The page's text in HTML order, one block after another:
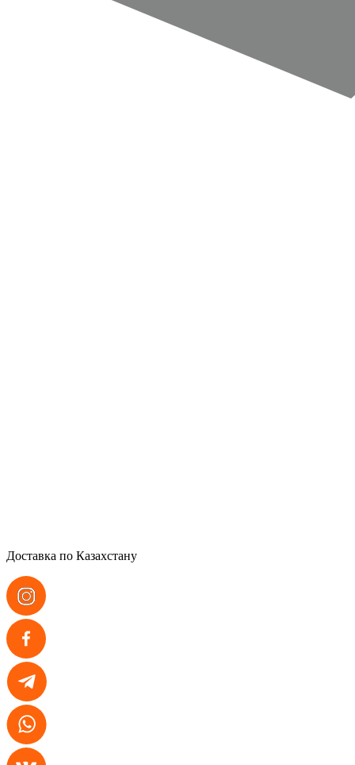
Доставка по Казахстану